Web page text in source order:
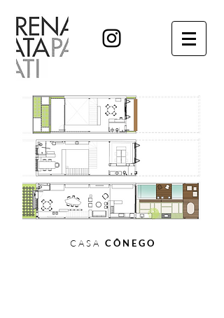
C A S A C Ô N E G O